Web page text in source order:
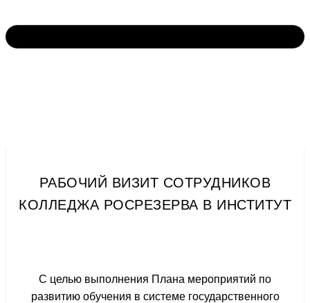
РАБОЧИЙ ВИЗИТ СОТРУДНИКОВ
КОЛЛЕДЖА РОСРЕЗЕРВА В ИНСТИТУТ
С целью выполнения Плана мероприятий по
развитию обучения в системе государственного